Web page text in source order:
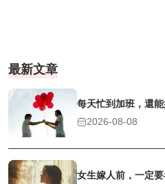
最新文章
每天忙到加班，還
2026-08-08
女生嫁人前，一定